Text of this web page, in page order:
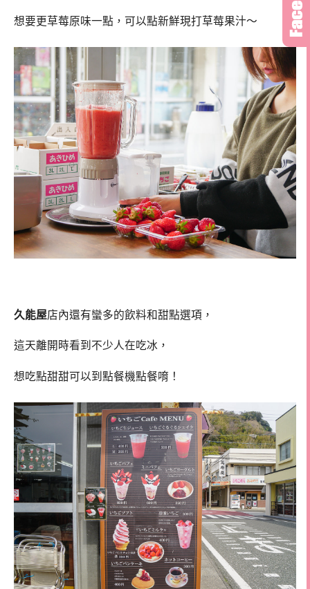
想要更草莓原味一點，可以點新鮮現打草莓果汁～
久能屋店內還有蠻多的飲料和甜點選項，
這天離開時看到不少人在吃冰，
想吃點甜甜可以到點餐機點餐唷！